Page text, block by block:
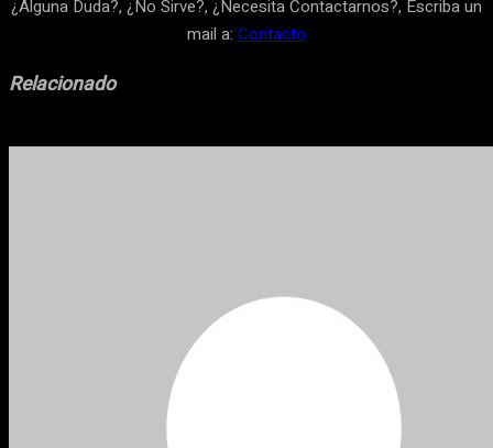
¿Alguna Duda?, ¿No Sirve?, ¿Necesita Contactarnos?, Escriba un
mail a: Contacto
Relacionado